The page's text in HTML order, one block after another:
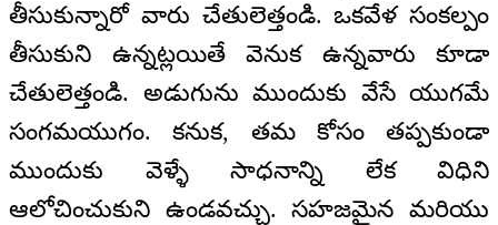
తీసుకున్నారో వారు చేతులెత్తండి. ఒకవేళ సంకల్పం
తీసుకుని ఉన్నట్లయితే వెనుక ఉన్నవారు కూడా
చేతులెత్తండి. అడుగును ముందుకు వేసే యుగమే
సంగమయుగం. కనుక, తమ కోసం తప్పకుండా
ముందుకు వెళ్ళే సాధనాన్ని లేక విధిని
ఆలోచించుకుని ఉండవచ్చు. సహజమైన మరియు